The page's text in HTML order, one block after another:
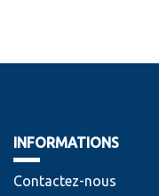
INFORMATIONS
Contactez-nous